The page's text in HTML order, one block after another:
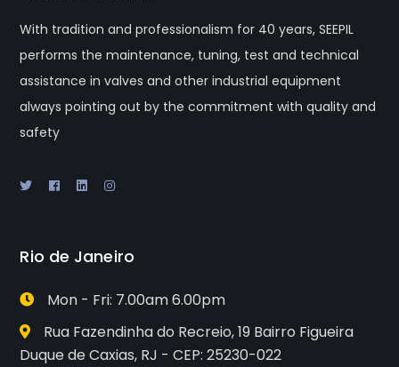
With tradition and professionalism for 40 years, SEEPIL
performs the maintenance, tuning, test and technical
assistance in valves and other industrial equipment
always pointing out by the commitment with quality and
safety
Rio de Janeiro
Mon - Fri: 7.00am 6.00pm
Rua Fazendinha do Recreio, 19 Bairro Figueira
Duque de Caxias, RJ - CEP: 25230-022